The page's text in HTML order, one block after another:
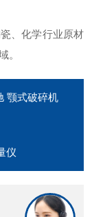
、化学行业原材
。
颚式破碎机
仪